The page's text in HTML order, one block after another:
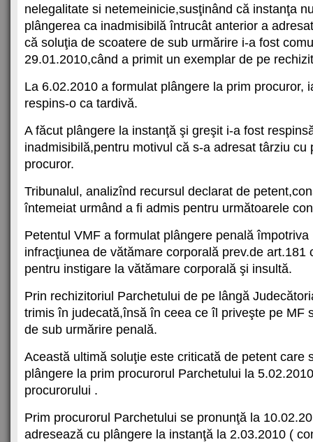
nelegalitate si netemeinicie,susţinând că instanţa
plângerea ca inadmisibilă întrucât anterior a
că soluţia de scoatere de sub urmărire i-a fost
29.01.2010,când a primit un exemplar de pe
La 6.02.2010 a formulat plângere la prim procuror,
respins-o ca tardivă.
A făcut plângere la instanţă şi greşit i-a fost
inadmisibilă,pentru motivul că s-a adresat târziu cu
procuror.
Tribunalul, analizînd recursul declarat de
întemeiat urmând a fi admis pentru următoarele
Petentul VMF a formulat plângere penală
infracţiunea de vătămare corporală prev.de art.181
pentru instigare la vătămare corporală şi insultă.
Prin rechizitoriul Parchetului de pe lângă
trimis în judecată,însă în ceea ce îl priveşte pe MF
de sub urmărire penală.
Această ultimă soluţie este criticată de petent care
plângere la prim procurorul Parchetului la
procurorului .
Prim procurorul Parchetului se pronunţă la
adresează cu plângere la instanţă la 2.03.2010 (